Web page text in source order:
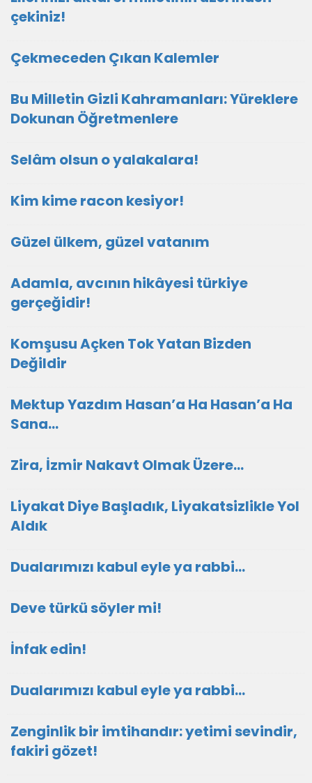
çekiniz!
Çekmeceden Çıkan Kalemler
Bu Milletin Gizli Kahramanları: Yüreklere
Dokunan Öğretmenlere
Selâm olsun o yalakalara!
Kim kime racon kesiyor!
Güzel ülkem, güzel vatanım
Adamla, avcının hikâyesi türkiye
gerçeğidir!
Komşusu Açken Tok Yatan Bizden
Değildir
Mektup Yazdım Hasan’a Ha Hasan’a Ha
Sana…
Zira, İzmir Nakavt Olmak Üzere…
Liyakat Diye Başladık, Liyakatsizlikle Yol
Aldık
Dualarımızı kabul eyle ya rabbi...
Deve türkü söyler mi!
İnfak edin!
Dualarımızı kabul eyle ya rabbi...
Zenginlik bir imtihandır: yetimi sevindir,
fakiri gözet!